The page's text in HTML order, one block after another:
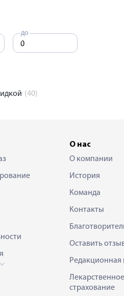
до
(40)
О нас
О компании
История
Команда
Контакты
Оставить
Редакционная
Лекарственное
страхование